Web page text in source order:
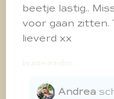
beetje lastig..
voor gaan zitten.
lieverd xx
beantwoorden
Andrea